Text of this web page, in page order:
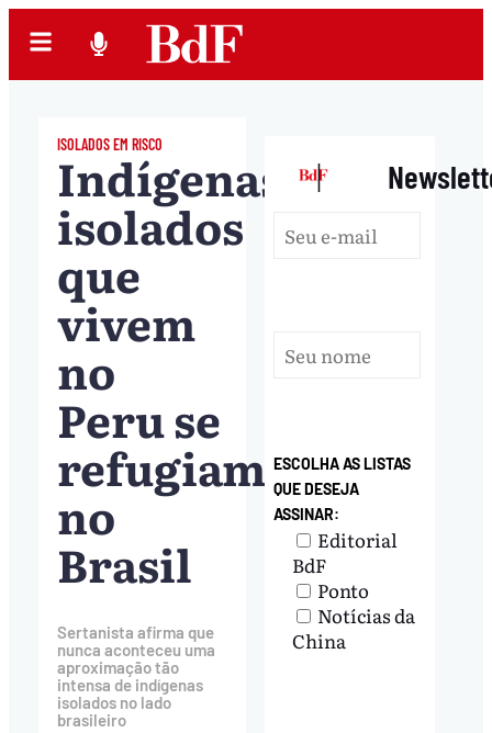
ISOLADOS EM RISCO
Indígenas
isolados
que
vivem
no
Peru se
refugiam
no
Brasil
Sertanista afirma que
nunca aconteceu uma
aproximação tão
intensa de indígenas
isolados no lado
brasileiro
|
ESCOLHA AS LISTAS
QUE DESEJA
ASSINAR:
Editorial
BdF
Ponto
Notícias da
China